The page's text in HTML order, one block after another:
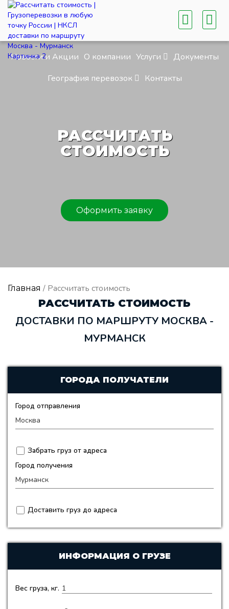
Новости и Акции О компании Услуги
Документы
География перевозок
Контакты
РАССЧИТАТЬ
СТОИМОСТЬ
Оформить заявку
Главная / Рассчитать стоимость
РАССЧИТАТЬ СТОИМОСТЬ
ДОСТАВКИ ПО МАРШРУТУ МОСКВА -
МУРМАНСК
ГОРОДА ПОЛУЧАТЕЛИ
Город отправления
Забрать груз от адреса
Город получения
Доставить груз до адреса
ИНФОРМАЦИЯ О ГРУЗЕ
Вес груза, кг.